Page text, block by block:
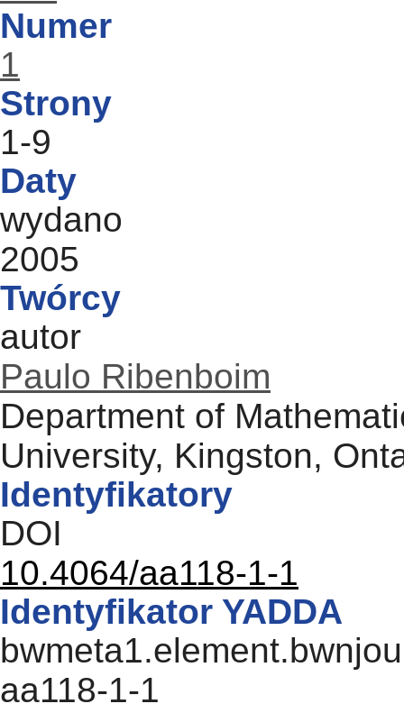
Numer
1
Strony
1-9
Daty
wydano
2005
Twórcy
autor
Paulo Ribenboim
Department of
University, Kingston,
Identyfikatory
DOI
10.4064/aa118-1-1
Identyfikator YADDA
aa118-1-1